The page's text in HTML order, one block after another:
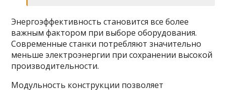
Энергоэффективность становится все более
важным фактором при выборе оборудования.
Современные станки потребляют значительно
меньше электроэнергии при сохранении высокой
производительности.
Модульность конструкции позволяет